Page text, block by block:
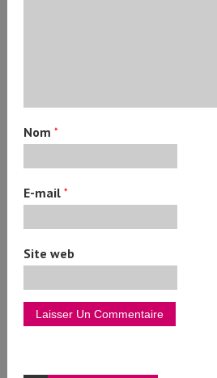
Nom*
E-mail*
Site web